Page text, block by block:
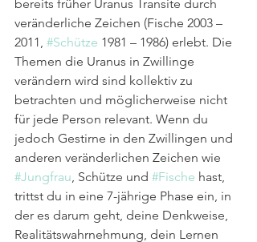
bereits früher Uranus Transite durch
veränderliche Zeichen (Fische 2003 –
2011, #Schütze 1981 – 1986) erlebt. Die
Themen die Uranus in Zwillinge
verändern wird sind kollektiv zu
betrachten und möglicherweise nicht
für jede Person relevant. Wenn du
jedoch Gestirne in den Zwillingen und
anderen veränderlichen Zeichen wie
#Jungfrau , Schütze und #Fische hast,
trittst du in eine 7-jährige Phase ein, in
der es darum geht, deine Denkweise,
Realitätswahrnehmung, dein Lernen